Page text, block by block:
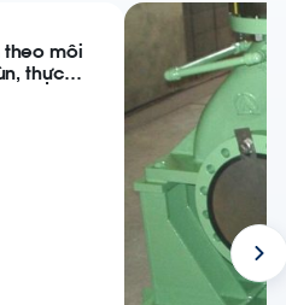
theo môi
thực